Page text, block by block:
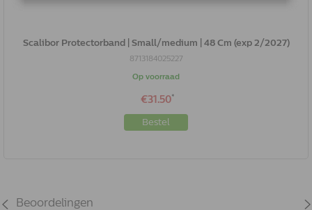
Scalibor Protectorband | Small/medium | 48 Cm (exp 2/2027)
8713184025227
Op voorraad
€31.50*
Bestel
Beoordelingen